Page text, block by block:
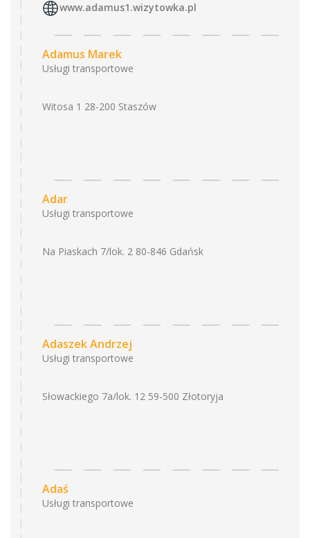
www.adamus1.wizytowka.pl
Adamus Marek
Usługi transportowe
Witosa 1 28-200 Staszów
Adar
Usługi transportowe
Na Piaskach 7/lok. 2 80-846 Gdańsk
Adaszek Andrzej
Usługi transportowe
Słowackiego 7a/lok. 12 59-500 Złotoryja
Adaś
Usługi transportowe